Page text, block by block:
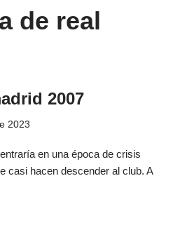
de real
2007
2023
en una época de crisis
casi hacen descender al club. A